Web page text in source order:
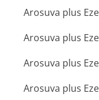
Arosuva plus
Arosuva plus
Arosuva plus
Arosuva plus